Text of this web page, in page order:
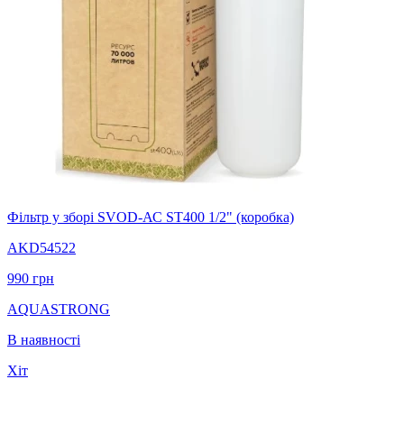
Фільтр у зборі SVOD-АС ST400 1/2" (коробка)
AKD54522
990 грн
AQUASTRONG
В наявності
Хіт